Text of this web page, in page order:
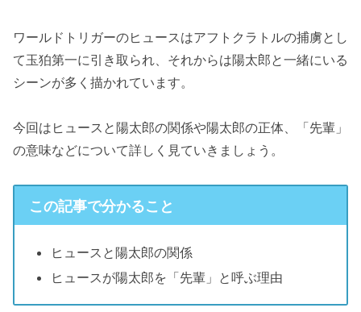
ワールドトリガーのヒュースはアフトクラトルの捕虜とし
て玉狛第一に引き取られ、それからは陽太郎と一緒にいる
シーンが多く描かれています。
今回はヒュースと陽太郎の関係や陽太郎の正体、「先輩」
の意味などについて詳しく見ていきましょう。
この記事で分かること
ヒュースと陽太郎の関係
ヒュースが陽太郎を「先輩」と呼ぶ理由